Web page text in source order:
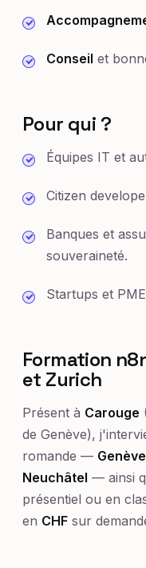
Conseil et
Pour qui ?
Équipes IT et
Citizen
Banques et
souveraineté.
Startups et
Formation
et Zurich
Présent à Carouge
de Genève),
romande — Genève
Neuchâtel — ainsi
présentiel ou en
en CHF sur